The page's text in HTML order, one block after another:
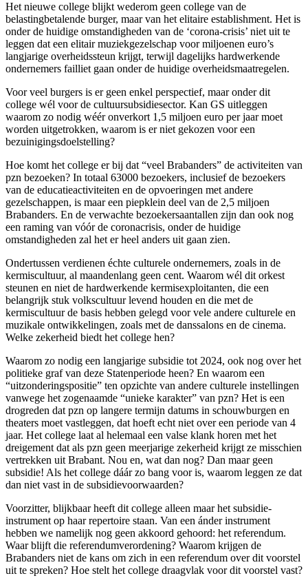
Het nieuwe college blijkt wederom geen college van de
belastingbetalende burger, maar van het elitaire establishment. Het is
onder de huidige omstandigheden van de ‘corona-crisis’ niet uit te
leggen dat een elitair muziekgezelschap voor miljoenen euro’s
langjarige overheidssteun krijgt, terwijl dagelijks hardwerkende
ondernemers failliet gaan onder de huidige overheidsmaatregelen.
Voor veel burgers is er geen enkel perspectief, maar onder dit
college wél voor de cultuursubsidiesector. Kan GS uitleggen
waarom zo nodig wéér onverkort 1,5 miljoen euro per jaar moet
worden uitgetrokken, waarom is er niet gekozen voor een
bezuinigingsdoelstelling?
Hoe komt het college er bij dat “veel Brabanders” de activiteiten van
pzn bezoeken? In totaal 63000 bezoekers, inclusief de bezoekers
van de educatieactiviteiten en de opvoeringen met andere
gezelschappen, is maar een piepklein deel van de 2,5 miljoen
Brabanders. En de verwachte bezoekersaantallen zijn dan ook nog
een raming van vóór de coronacrisis, onder de huidige
omstandigheden zal het er heel anders uit gaan zien.
Ondertussen verdienen échte culturele ondernemers, zoals in de
kermiscultuur, al maandenlang geen cent. Waarom wél dit orkest
steunen en niet de hardwerkende kermisexploitanten, die een
belangrijk stuk volkscultuur levend houden en die met de
kermiscultuur de basis hebben gelegd voor vele andere culturele en
muzikale ontwikkelingen, zoals met de danssalons en de cinema.
Welke zekerheid biedt het college hen?
Waarom zo nodig een langjarige subsidie tot 2024, ook nog over het
politieke graf van deze Statenperiode heen? En waarom een
“uitzonderingspositie” ten opzichte van andere culturele instellingen
vanwege het zogenaamde “unieke karakter” van pzn? Het is een
drogreden dat pzn op langere termijn datums in schouwburgen en
theaters moet vastleggen, dat hoeft echt niet over een periode van 4
jaar. Het college laat al helemaal een valse klank horen met het
dreigement dat als pzn geen meerjarige zekerheid krijgt ze misschien
vertrekken uit Brabant. Nou en, wat dan nog? Dan maar geen
subsidie! Als het college dáár zo bang voor is, waarom leggen ze dat
dan niet vast in de subsidievoorwaarden?
Voorzitter, blijkbaar heeft dit college alleen maar het subsidie-
instrument op haar repertoire staan. Van een ánder instrument
hebben we namelijk nog geen akkoord gehoord: het referendum.
Waar blijft die referendumverordening? Waarom krijgen de
Brabanders niet de kans om zich in een referendum over dit voorstel
uit te spreken? Hoe stelt het college draagvlak voor dit voorstel vast?